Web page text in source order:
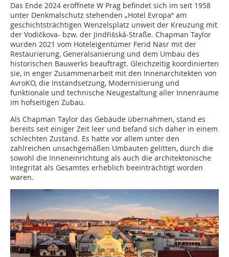
Das Ende 2024 eröffnete W Prag befindet sich im seit 1958
unter Denkmalschutz stehenden „Hotel Evropa“ am
geschichtsträchtigen Wenzelsplatz unweit der Kreuzung mit
der Vodičkova- bzw. der Jindřišská-Straße. Chapman Taylor
wurden 2021 vom Hoteleigentümer Ferid Nasr mit der
Restaurierung, Generalsanierung und dem Umbau des
historischen Bauwerks beauftragt. Gleichzeitig koordinierten
sie, in enger Zusammenarbeit mit den Innenarchitekten von
AvroKO, die Instandsetzung, Modernisierung und
funktionale und technische Neugestaltung aller Innenräume
im hofseitigen Zubau.
Als Chapman Taylor das Gebäude übernahmen, stand es
bereits seit einiger Zeit leer und befand sich daher in einem
schlechten Zustand. Es hatte vor allem unter den
zahlreichen unsachgemäßen Umbauten gelitten, durch die
sowohl die ­Inneneinrichtung als auch die architektonische
Integrität als Gesamtes erheblich beeinträchtigt worden
waren.